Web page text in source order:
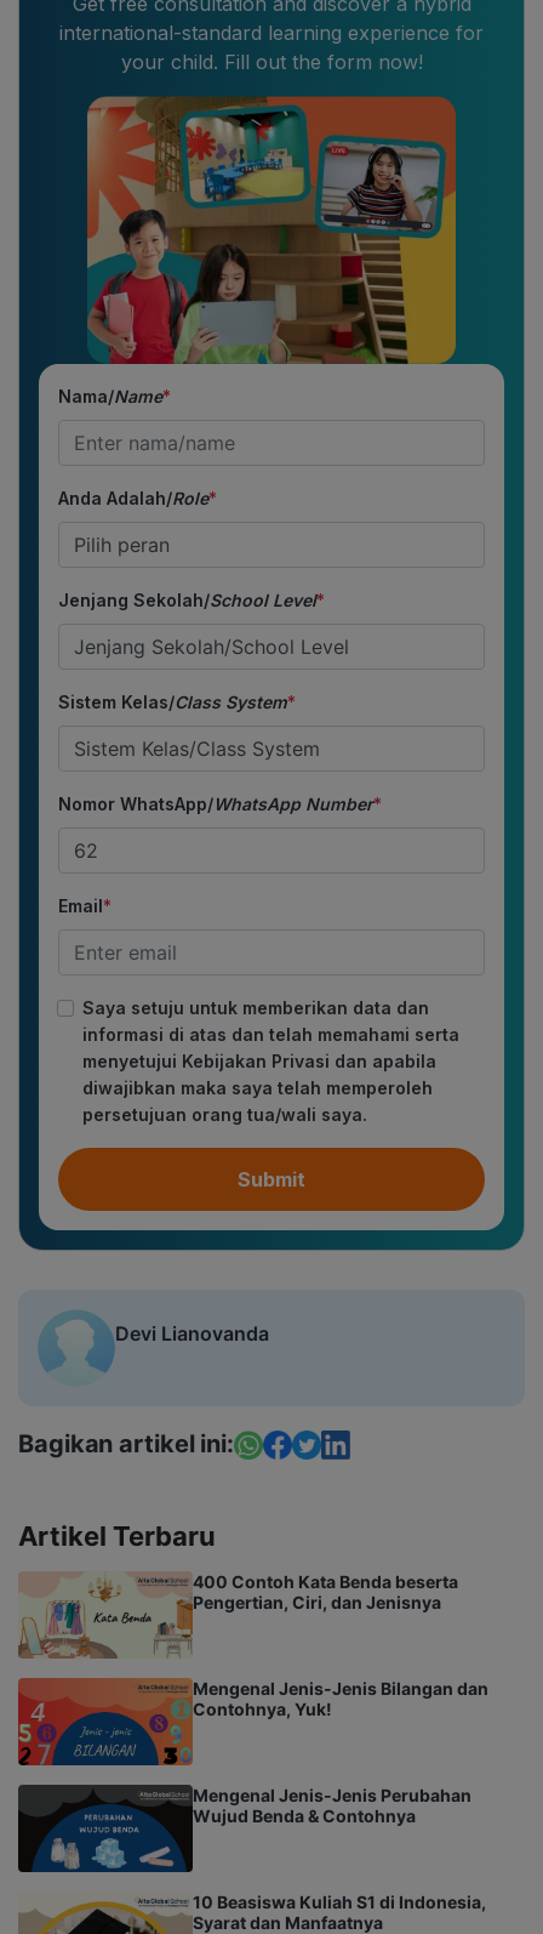
international-standard learning experience for
your child. Fill out the form now!
Nama/Name*
Anda Adalah/Role*
Jenjang Sekolah/School Level*
Sistem Kelas/Class System*
Nomor WhatsApp/WhatsApp Number*
Email*
Saya setuju untuk memberikan data dan
informasi di atas dan telah memahami serta
menyetujui Kebijakan Privasi dan apabila
diwajibkan maka saya telah memperoleh
persetujuan orang tua/wali saya.
Submit
Devi Lianovanda
Bagikan artikel ini:
Artikel Terbaru
400 Contoh Kata Benda beserta
Pengertian, Ciri, dan Jenisnya
Mengenal Jenis-Jenis Bilangan dan
Contohnya, Yuk!
Mengenal Jenis-Jenis Perubahan
Wujud Benda & Contohnya
10 Beasiswa Kuliah S1 di Indonesia,
Syarat dan Manfaatnya